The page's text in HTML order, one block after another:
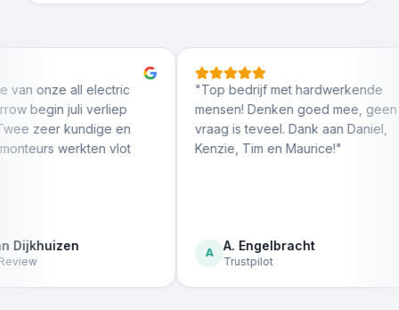
en
vlot
" Top bedrijf met hardwerkende
mensen! Denken goed mee, geen
vraag is teveel. Dank aan Daniel,
Kenzie, Tim en Maurice!"
A. Engelbracht
"Erg